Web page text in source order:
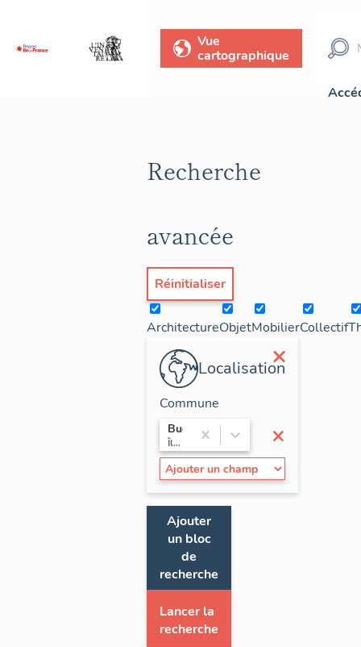
Vue
cartographique
Recherche
avancée
Réinitialiser
ArchitectureObjetMobilierCollectif
×
Localisation
×
Commune
Buc
Île-de-France / Yvelines
Ajouter
un bloc
de
recherche
Lancer la
recherche